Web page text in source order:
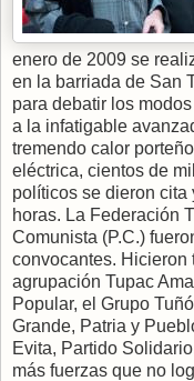
enero de 2009 se
en la barriada de San
para debatir los
a la infatigable
tremendo calor
eléctrica, cientos de
políticos se dieron cita
horas. La Federación
Comunista (P.C.)
convocantes. Hicieron
agrupación Tupac
Popular, el Grupo
Grande, Patria y
Evita, Partido
más fuerzas que no